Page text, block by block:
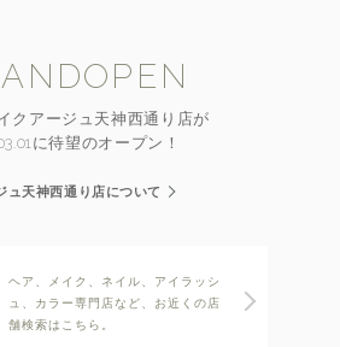
クアージュ天神西通り店が
に待望のオープン！
ュ天神西通り店について
ヘア、メイク、ネイル、アイラッシ
ュ、カラー専門店など、お近くの店
舗検索はこちら。